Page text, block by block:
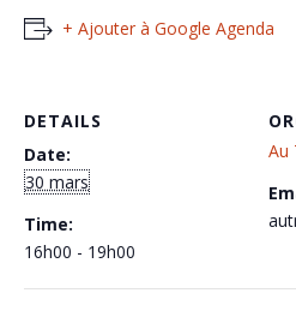
+ Ajouter à Google Agenda
DETAILS
Date:
30 mars
Time:
16h00 - 19h00
Au